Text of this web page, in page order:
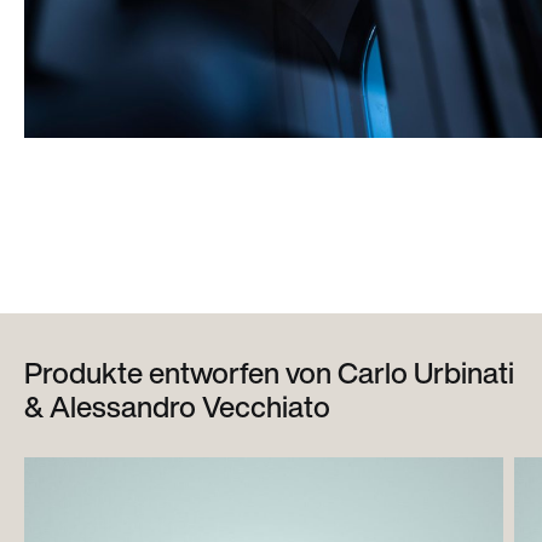
Produkte entworfen von Carlo Urbinati
& Alessandro Vecchiato